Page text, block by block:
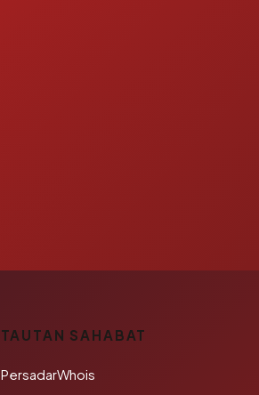
TAUTAN SAHABAT
PersadarWhois